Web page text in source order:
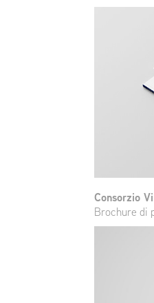
Consorzio
Brochure di